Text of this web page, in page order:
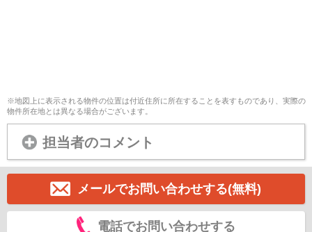
※地図上に表示される物件の位置は付近住所に所在することを表すものであり、実際の
物件所在地とは異なる場合がございます。
担当者のコメント
メールでお問い合わせする(無料)
電話でお問い合わせする